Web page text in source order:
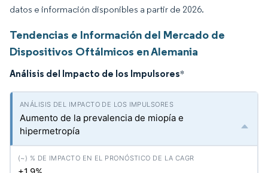
datos e información disponibles a partir de 2026.
Tendencias e Información del Mercado de
Dispositivos Oftálmicos en Alemania
Análisis del Impacto de los Impulsores*
Aumento de la prevalencia de miopía e
hipermetropía